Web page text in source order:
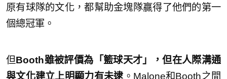
原有球隊的文化，都幫助金塊隊贏得了他們的第一
個總冠軍。
但Booth雖被評價為「籃球天才」，但在人際溝通
與文化建立上明顯力有未逮 。Malone和Booth之間